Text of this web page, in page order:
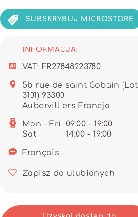
ułatwia proces zakupów
nie było tak proste i
System
obsługę i
dla profesjonalistów
marżę.
dla klientek kreacji łączących
swoim klientkom paryski szyk.
INFORMACJA:
VAT: FR27848223780
5b rue de saint Gobain (Lot
3101) 93300
Aubervilliers Francja
Mon - Fri
09:00 - 19:00
Sat
14:00 - 19:00
Français
Zapisz do ulubionych
SUBSKRYBUJ MICROSTORE